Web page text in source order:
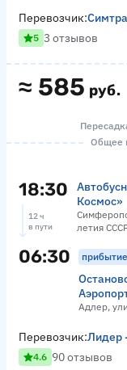
≈ 585 руб.
Перевозчик:
5 3 отзывов
Общее
18:30
Космос»
летия
12 ч
в пути
06:30
Адлер,
Перевозчик:Лидер
4.6 90 отзывов